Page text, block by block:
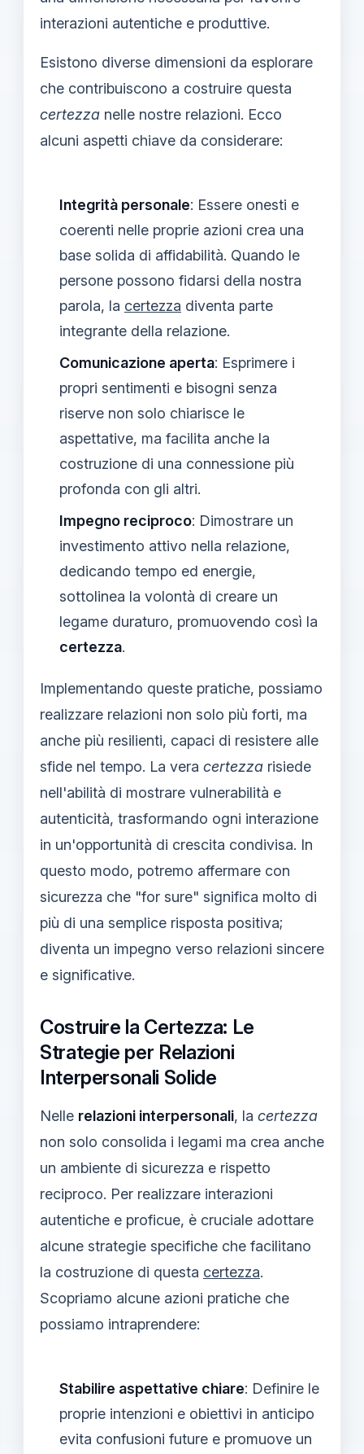
interazioni autentiche e produttive.
Esistono diverse dimensioni da esplorare
che contribuiscono a costruire questa
certezza nelle nostre relazioni. Ecco
alcuni aspetti chiave da considerare:
Integrità personale: Essere onesti e
coerenti nelle proprie azioni crea una
base solida di affidabilità. Quando le
persone possono fidarsi della nostra
parola, la certezza diventa parte
integrante della relazione.
Comunicazione aperta: Esprimere i
propri sentimenti e bisogni senza
riserve non solo chiarisce le
aspettative, ma facilita anche la
costruzione di una connessione più
profonda con gli altri.
Impegno reciproco: Dimostrare un
investimento attivo nella relazione,
dedicando tempo ed energie,
sottolinea la volontà di creare un
legame duraturo, promuovendo così la
certezza.
Implementando queste pratiche, possiamo
realizzare relazioni non solo più forti, ma
anche più resilienti, capaci di resistere alle
sfide nel tempo. La vera certezza risiede
nell'abilità di mostrare vulnerabilità e
autenticità, trasformando ogni interazione
in un'opportunità di crescita condivisa. In
questo modo, potremo affermare con
sicurezza che "for sure" significa molto di
più di una semplice risposta positiva;
diventa un impegno verso relazioni sincere
e significative.
Costruire la Certezza: Le
Strategie per Relazioni
Interpersonali Solide
Nelle relazioni interpersonali, la certezza
non solo consolida i legami ma crea anche
un ambiente di sicurezza e rispetto
reciproco. Per realizzare interazioni
autentiche e proficue, è cruciale adottare
alcune strategie specifiche che facilitano
la costruzione di questa certezza.
Scopriamo alcune azioni pratiche che
possiamo intraprendere:
Stabilire aspettative chiare: Definire le
proprie intenzioni e obiettivi in anticipo
evita confusioni future e promuove un